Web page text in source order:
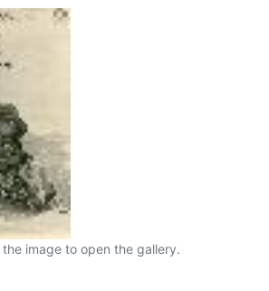
the image to open the gallery.